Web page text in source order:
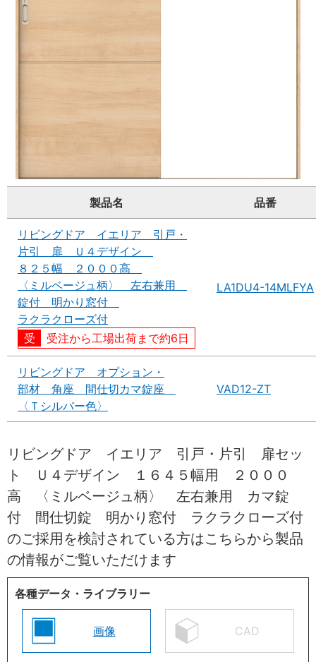
製品名 品番
リビングドア イエリア 引戸・
片引 扉 Ｕ４デザイン
８２５幅 ２０００高
〈ミルベージュ柄〉 左右兼用
錠付 明かり窓付
ラクラクローズ付
受注から工場出荷まで約6日
LA1DU4-14MLFYA
リビングドア オプション・
部材 角座 間仕切カマ錠座
〈Ｔシルバー色〉
VAD12-ZT
リビングドア イエリア 引戸・片引 扉セッ
ト Ｕ４デザイン １６４５幅用 ２０００
高 〈ミルベージュ柄〉 左右兼用 カマ錠
付 間仕切錠 明かり窓付 ラクラクローズ付
のご採用を検討されている方はこちらから製品
の情報がご覧いただけます
各種データ・ライブラリー
画像 CAD